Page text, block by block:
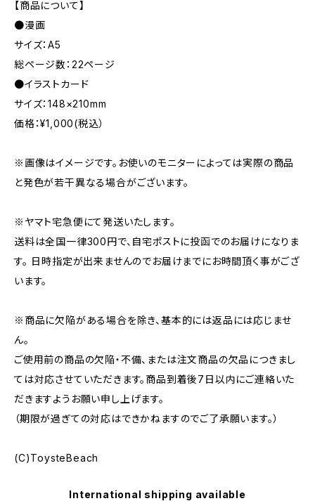
【商品について】
●漫画
サイズ：A5
総ページ数：22ページ
●イラストカード
サイズ：148×210mm
価格：¥1,000(税込）
※画像はイメージです。お使いのモニターによっては実際の商品
と発色が若干異なる場合がございます。
※ヤマト宅急便にて発送いたします。
送料は全国一律300円で、自宅ポストに投函でのお届けになりま
す。 日時指定が出来ませんのでお届けまでにお時間頂く事がござ
います。
※商品に欠陥がある場合を除き、基本的には返品には応じませ
ん。
ご使用前の商品の欠陥・不備、または注文商品の欠品につきまし
ては対応させていただきます。商品到着後7日以内にご連絡いた
だきますようお願い申し上げます。
（期限が過ぎての対応はできかねますのでご了承願います。）
(C)ToysteBeach
International shipping available